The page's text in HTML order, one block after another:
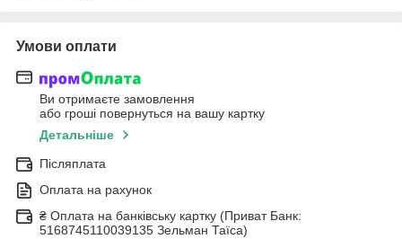
Умови оплати
Ви отримаєте замовлення
або гроші повернуться на вашу картку
Детальніше
Післяплата
Оплата на рахунок
₴ Оплата на банківську картку (Приват Банк:
5168745110039135 Зельман Таїса)